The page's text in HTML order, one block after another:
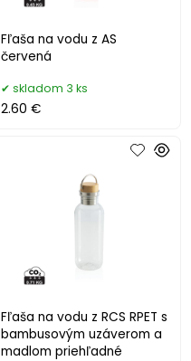
Fľaša na vodu z AS
červená
skladom 3 ks
2.60 €
Fľaša na vodu z RCS RPET s
bambusovým uzáverom a
madlom priehľadné